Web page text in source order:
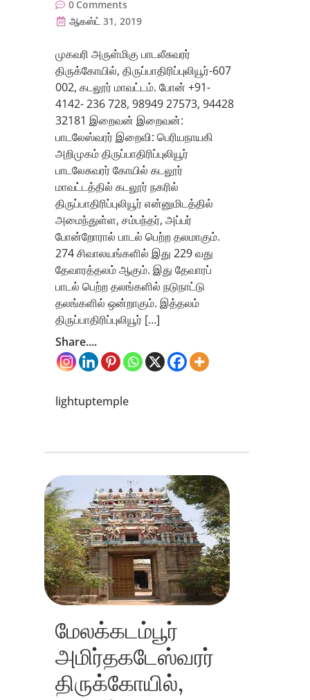
0 Comments
ஆகஸ்ட் 31, 2019
முகவரி அருள்மிகு பாடலீசுவரர்
திருக்கோயில், திருப்பாதிரிப்புலியூர்-607
002, கடலூர் மாவட்டம். போன் +91-
4142- 236 728, 98949 27573, 94428
32181 இறைவன் இறைவன்:
பாடலேஸ்வரர் இறைவி: பெரியநாயகி
அறிமுகம் திருப்பாதிரிப்புலியூர்
பாடலேசுவரர் கோயில் கடலூர்
மாவட்டத்தில் கடலூர் நகரில்
திருப்பாதிரிப்புலியூர் என்னுமிடத்தில்
அமைந்துள்ள, சம்பந்தர், அப்பர்
போன்றோரால் பாடல் பெற்ற தலமாகும்.
274 சிவாலயங்களில் இது 229 வது
தேவாரத்தலம் ஆகும். இது தேவாரப்
பாடல் பெற்ற தலங்களில் நடுநாட்டு
தலங்களில் ஒன்றாகும். இத்தலம்
திருப்பாதிரிப்புலியூர் […]
Share....
lightuptemple
மேலக்கடம்பூர்
அமிர்தகடேஸ்வரர்
திருக்கோயில்,